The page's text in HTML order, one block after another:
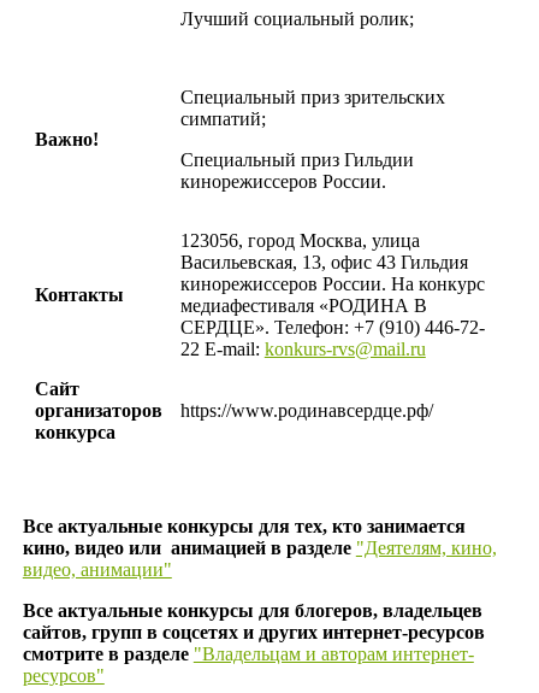
Лучший социальный ролик;
Важно!
Специальный приз зрительских
симпатий;
Специальный приз Гильдии
кинорежиссеров России.
Контакты
123056, город Москва, улица
Васильевская, 13, офис 43Гильдия
кинорежиссеров России. На конкурс
медиафестиваля «РОДИНА В
СЕРДЦЕ». Телефон: +7 (910) 446-72-
22 E-mail: konkurs-rvs@mail.ru
Сайт
организаторов
конкурса
https://www.родинавсердце.рф/
Все актуальные конкурсы для тех, кто занимается
кино, видео или анимацией в разделе "Деятелям, кино,
видео, анимации"
Все актуальные конкурсы для блогеров, владельцев
сайтов, групп в соцсетях и других интернет-ресурсов
смотрите в разделе "Владельцам и авторам интернет-
ресурсов"